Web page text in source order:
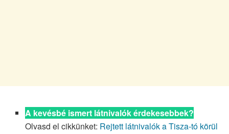
A kevésbé ismert látnivalók érdekesebbek?
Olvasd el cikkünket: Rejtett látnivalók a Tisza-tó körül